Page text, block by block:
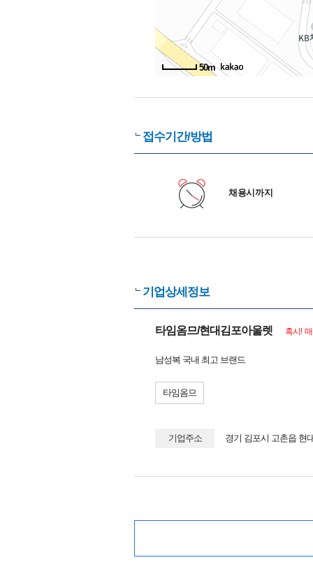
50m
접수기간/방법
채용시까지
기업상세정보
타임옴므/현대김포아울렛 혹시!
남성복 국내 최고 브랜드
타임옴므
기업주소 경기 김포시 고촌읍 현